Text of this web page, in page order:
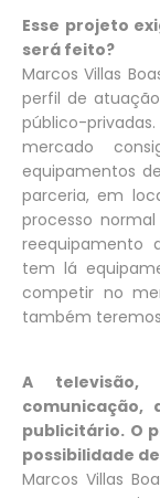
Esse projeto
será feito?
Marcos Villas
perfil de
público-privadas.
mercado
equipamentos
parceria, em
processo
reequipamento
tem lá
competir no
também
A televisão,
publicitário. O
possibilidade
Marcos Villas